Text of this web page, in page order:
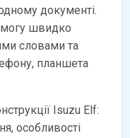
документі.
швидко
словами та
планшета
Isuzu Elf:
особливості